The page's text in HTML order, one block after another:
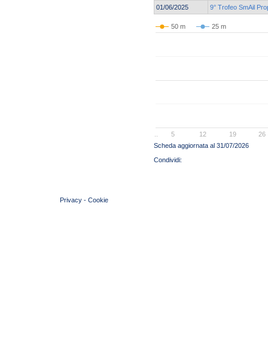
01/06/2025 9° Trofeo SmAil
50 m 25 m
5 12 19 26
Scheda aggiornata al 31/07/2026
Privacy - Cookie